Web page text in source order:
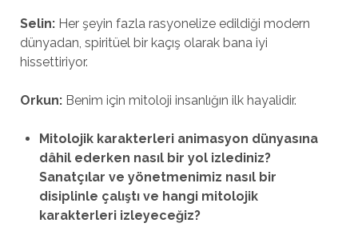
Selin:Her şeyin fazla rasyonelize edildiği modern
dünyadan, spiritüel bir kaçış olarak bana iyi
hissettiriyor.
Orkun: Benim için mitoloji insanlığın ilk hayalidir.
Mitolojik karakterleri animasyon dünyasına
dâhil ederken nasıl bir yol izlediniz?
Sanatçılar ve yönetmenimiz nasıl bir
disiplinle çalıştı ve hangi mitolojik
karakterleri izleyeceğiz?